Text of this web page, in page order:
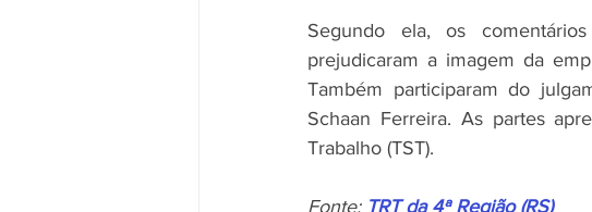
Segundo ela, os
prejudicaram a imagem da
Também participaram do
Schaan Ferreira. As partes
Trabalho (TST).
Fonte: TRT da 4ª Região (RS)